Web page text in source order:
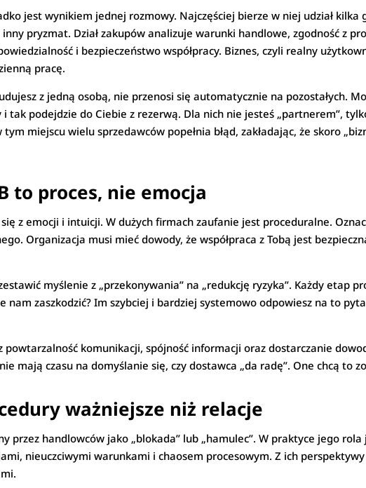
jest wynikiem jednej rozmowy. Najczęściej bierze w niej udział kilka
pryzmat. Dział zakupów analizuje warunki handlowe, zgodność z
i bezpieczeństwo współpracy. Biznes, czyli realny
pracę.
z jedną osobą, nie przenosi się automatycznie na pozostałych.
tak podejdzie do Ciebie z rezerwą. Dla nich nie jesteś „partnerem”,
miejscu wielu sprzedawców popełnia błąd, zakładając, że skoro
to proces, nie emocja
z emocji i intuicji. W dużych firmach zaufanie jest proceduralne.
Organizacja musi mieć dowody, że współpraca z Tobą jest
myślenie z „przekonywania” na „redukcję ryzyka”. Każdy etap
nam zaszkodzić? Im szybciej i bardziej systemowo odpowiesz na to
komunikacji, spójność informacji oraz dostarczanie
mają czasu na domyślanie się, czy dostawca „da radę”. One chcą to
ważniejsze niż relacje
przez handlowców jako „blokada” lub „hamulec”. W praktyce jego
nieuczciwymi warunkami i chaosem procesowym. Z ich